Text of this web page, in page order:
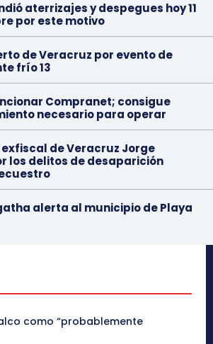
aterrizajes y despegues hoy 11
por este motivo
de Veracruz por evento de
frío 13
Compranet; consigue
necesario para operar
exfiscal de Veracruz Jorge
los delitos de desaparición
alerta al municipio de Playa
como “probablemente